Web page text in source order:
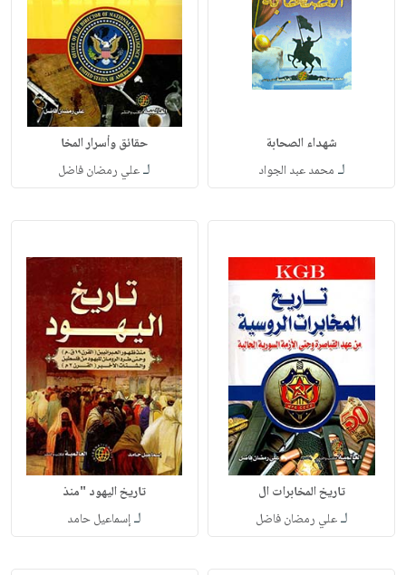
شهداء الصحابة
لـ محمد عبد الجواد
حقائق وأسرار المخا
لـعلي رمضان فاضل
تاريخ المخابرات ال
لـعلي رمضان فاضل
تاريخ اليهود "منذ
لـإسماعيل حامد